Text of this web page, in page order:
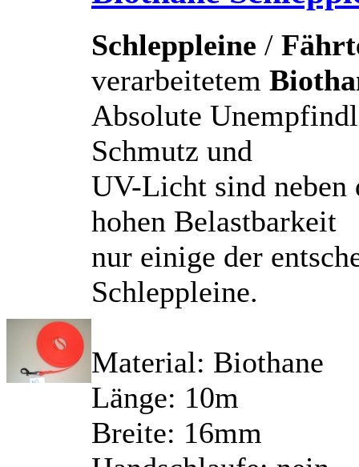
Schleppleine /
verarbeitetem
Absolute
Schmutz und
UV-Licht sind neben
hohen Belastbarkeit
nur einige der
Schleppleine.
Material: Biothane
Länge: 10m
Breite: 16mm